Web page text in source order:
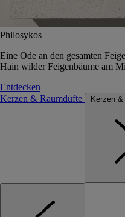
Philosykos
Eine Ode an den gesamten
Hain wilder Feigenbäume am
Entdecken
Kerzen & Raumdüfte
Kerzen